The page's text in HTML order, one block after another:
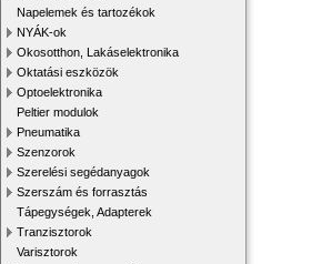
Napelemek és tartozékok
NYÁK-ok
Okosotthon, Lakáselektronika
Oktatási eszközök
Optoelektronika
Peltier modulok
Pneumatika
Szenzorok
Szerelési segédanyagok
Szerszám és forrasztás
Tápegységek, Adapterek
Tranzisztorok
Varisztorok